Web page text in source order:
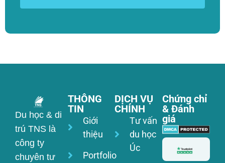
Du học & di
trú TNS là
công ty
chuyên tư
THÔNG
TIN
Giới
thiệu
Portfolio
DỊCH VỤ
CHÍNH
Tư vấn
du học
Úc
Chứng chỉ
& Đánh
giá